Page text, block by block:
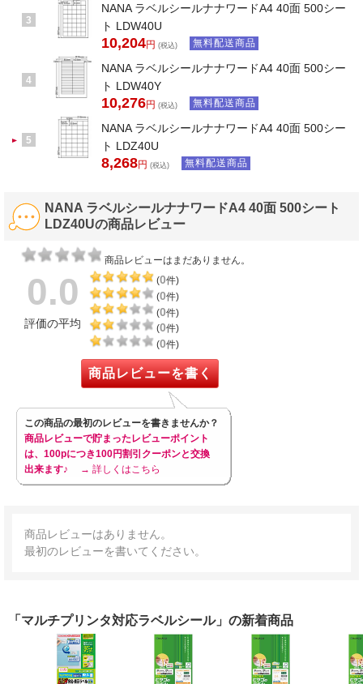
3
NANA ラベルシールナナワードA4 40面 500シー
ト LDW40U
10,204円 (税込) 無料配送商品
4
NANA ラベルシールナナワードA4 40面 500シー
ト LDW40Y
10,276円 (税込) 無料配送商品
5
NANA ラベルシールナナワードA4 40面 500シー
ト LDZ40U
8,268円 (税込) 無料配送商品
NANA ラベルシールナナワードA4 40面 500シート
LDZ40Uの商品レビュー
商品レビューはまだありません。
0.0
評価の平均
(0件)
(0件)
(0件)
(0件)
(0件)
商品レビューを書く
この商品の最初のレビューを書きませんか？
商品レビューで貯まったレビューポイント
は、100pにつき100円割引クーポンと交換
出来ます♪
→ 詳しくはこちら
商品レビューはありません。
最初のレビューを書いてください。
「マルチプリンタ対応ラベルシール」の新着商品